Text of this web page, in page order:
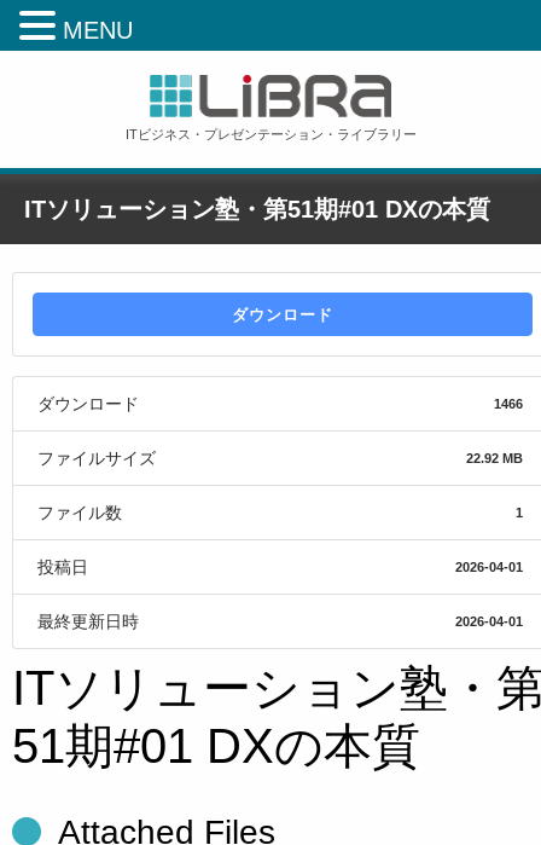
ITビジネス・プレゼンテーション・ライブラリー
ITソリューション塾・第51期#01 DXの本質
ITソリューション塾・第51期#01 DXの本質
ダウンロード
ダウンロード 1466
ファイルサイズ 22.92 MB
ファイル数 1
投稿日 2026-04-01
最終更新日時 2026-04-01
ITソリューション塾・
51期#01 DXの本質
Attached Files
MENU